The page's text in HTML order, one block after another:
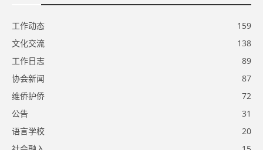
工作动态
159
文化交流
138
工作日志
89
协会新闻
87
维侨护侨
72
公告
31
语言学校
20